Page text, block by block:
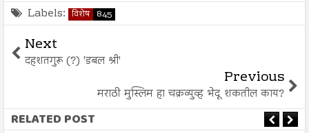
Labels: विशेष 845
Next
दहशतगुरू (?) 'डबल श्री'
Previous
मराठी मुस्लिम हा चक्रव्युव्ह भेदू शकतील काय?
RELATED POST